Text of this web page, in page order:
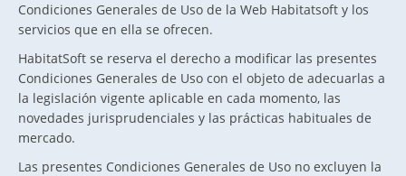
Condiciones Generales de Uso de la Web Habitatsoft y los
servicios que en ella se ofrecen.
HabitatSoft se reserva el derecho a modificar las presentes
Condiciones Generales de Uso con el objeto de adecuarlas a
la legislación vigente aplicable en cada momento, las
novedades jurisprudenciales y las prácticas habituales de
mercado.
Las presentes Condiciones Generales de Uso no excluyen la